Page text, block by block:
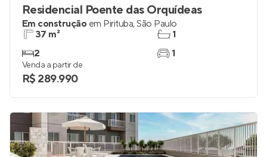
Residencial Poente das Orquídeas
Em construção em Pirituba,São Paulo
37 m²
2
1
1
Venda a partir de
R$ 289.990